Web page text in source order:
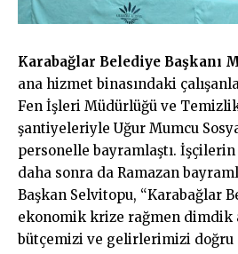
Karabağlar Belediye Başkanı
ana hizmet binasındaki
Fen İşleri Müdürlüğü ve
şantiyeleriyle Uğur Mumcu
personelle bayramlaştı. İşçilerin
daha sonra da Ramazan
Başkan Selvitopu, “Karabağlar
ekonomik krize rağmen dimdik
bütçemizi ve gelirlerimizi